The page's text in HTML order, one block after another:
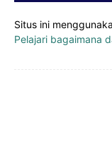
Situs ini
Pelajari bagaimana